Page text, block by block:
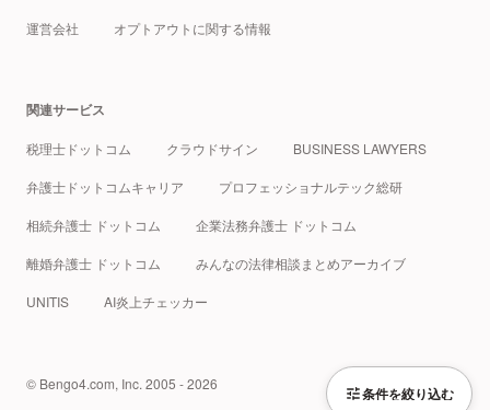
条件を絞り込む
運営会社 オプトアウトに関する情報
関連サービス
税理士ドットコム クラウドサイン BUSINESS LAWYERS
弁護士ドットコムキャリア プロフェッショナルテック総研
相続弁護士 ドットコム 企業法務弁護士 ドットコム
離婚弁護士 ドットコム みんなの法律相談まとめアーカイブ
UNITIS AI炎上チェッカー
© Bengo4.com, Inc. 2005 - 2026